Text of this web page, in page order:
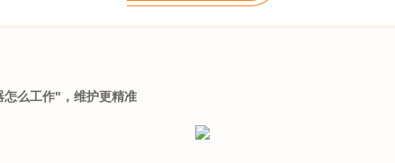
怎么工作"，维护更精准